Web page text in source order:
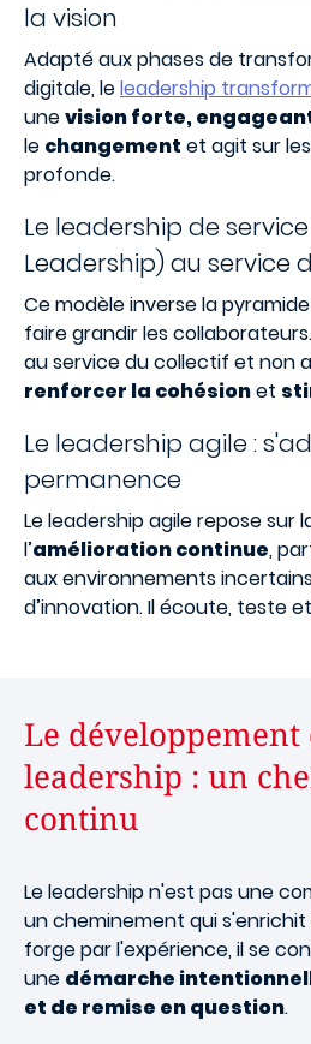
la vision
Adapté aux phases de
digitale, leleadership
unevision forte,
le changement et agit sur
profonde.
Le leadership de
Leadership) au service
Ce modèle inverse la
faire grandir les
au service du collectif et non
renforcer la cohésionet
Le leadership agile :
permanence
Le leadership agile repose sur
l’amélioration continue,
aux environnements
d’innovation. Il écoute, teste
Le développement
leadership : un
continu
Le leadership n'est pas une
un cheminement qui s'enrichit
forge par l'expérience, il se
une démarche
et de remise en question.